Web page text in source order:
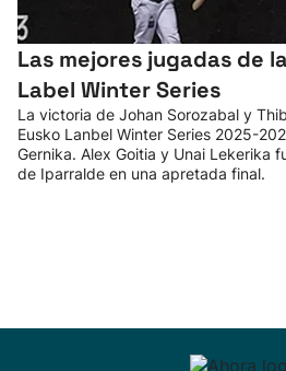
Las mejores jugadas de
Label Winter Series
La victoria de Johan Sorozabal y
Eusko Lanbel Winter Series 2025-
Gernika. Alex Goitia y Unai Lekerika
de Iparralde en una apretada final.